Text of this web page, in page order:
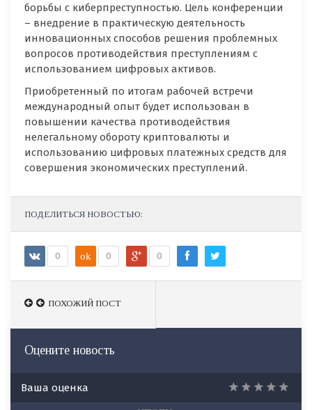
борьбы с киберпреступностью. Цель конференции
– внедрение в практическую деятельность
инновационных способов решения проблемных
вопросов противодействия преступлениям с
использованием цифровых активов.
Приобретенный по итогам рабочей встречи
международный опыт будет использован в
повышении качества противодействия
нелегальному обороту криптовалюты и
использованию цифровых платежных средств для
совершения экономических преступлений.
ПОДЕЛИТЬСЯ НОВОСТЬЮ:
0 ok 0 0
ПОХОЖИЙ ПОСТ
ПОХОЖИЙ ПОСТ
Оцените новость
Ваша оценка